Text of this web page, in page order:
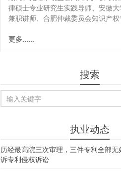
律硕士专业研究生实践导师、安徽
兼职讲师、合肥仲裁委员会知识产
更多......
搜索
执业动态
历经最高院三次审理，三件专利全部
诉专利侵权诉讼